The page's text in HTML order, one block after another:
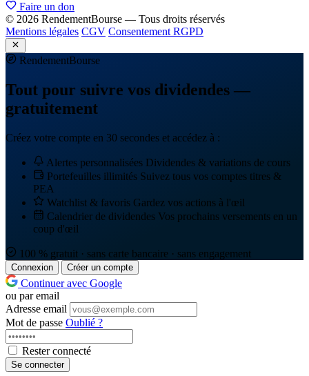
Faire un don
© 2026 RendementBourse — Tous droits réservés
Mentions légales CGV Consentement RGPD
RendementBourse
Tout pour suivre vos dividendes —
gratuitement
Créez votre compte en 30 secondes et accédez à :
Alertes personnalisées Dividendes & variations de cours
Portefeuilles illimités Suivez tous vos comptes titres &
PEA
Watchlist & favoris Gardez vos actions à l'œil
Calendrier de dividendes Vos prochains versements en un
coup d'œil
100 % gratuit · sans carte bancaire · sans engagement
Connexion Créer un compte
Continuer avec Google
ou par email
Adresse email
Mot de passe Oublié ?
Rester connecté
Se connecter